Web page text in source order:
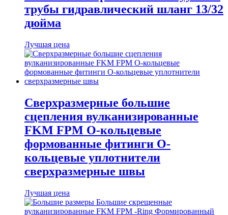
трубы гидравлический шланг 13/32
дюйма
Лучшая цена
Сверхразмерные большие
сцепления вулканизированные
FKM FPM О-кольцевые
формованные фитинги О-
кольцевые уплотнители
сверхразмерные швы
Лучшая цена